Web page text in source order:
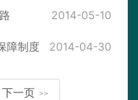
2014-05-10
障制度 2014-04-30
下一页 >>